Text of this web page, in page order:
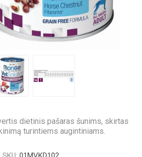
dietinis pašaras šunims, skirtas
turintiems augintiniams.